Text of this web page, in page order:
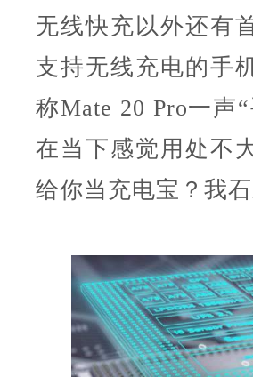
无线快充以外还有
支持无线充电的手
称Mate 20 Pro一声
在当下感觉用处不
给你当充电宝？我石